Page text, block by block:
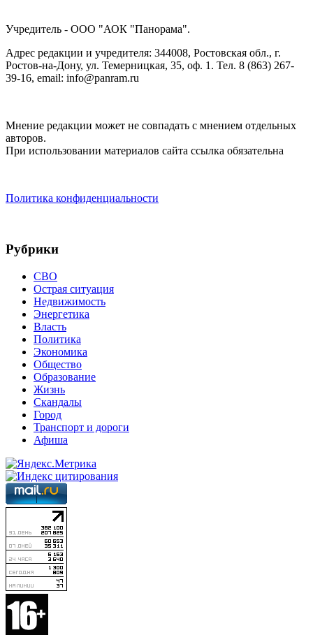
Учредитель - ООО "АОК "Панорама".
Адрес редакции и учредителя: 344008, Ростовская обл., г.
Ростов-на-Дону, ул. Темерницкая, 35, оф. 1. Тел. 8 (863) 267-
39-16, email: info@panram.ru
Мнение редакции может не совпадать с мнением отдельных
авторов.
При использовании материалов сайта ссылка обязательна
Политика конфиденциальности
Рубрики
СВО
Острая ситуация
Недвижимость
Энергетика
Власть
Политика
Экономика
Общество
Образование
Жизнь
Скандалы
Город
Транспорт и дороги
Афиша